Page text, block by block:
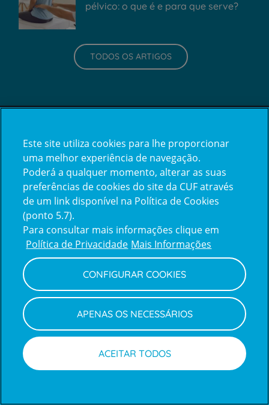
pélvico: o que é e para que serve?
TODOS OS ARTIGOS
Newsletter + Saúde
Quinzenalmente selecionamos para si
informações de saúde com a garantia dos
SUBSCREVER
Sobre nós
Eventos
Clientes e Acompanhantes
Este site utiliza cookies para lhe proporcionar
uma melhor experiência de navegação.
Poderá a qualquer momento, alterar as suas
preferências de cookies do site da CUF através
de um link disponível na Política de Cookies
(ponto 5.7).
Para consultar mais informações clique em
Política de Privacidade Mais Informações
CONFIGURAR COOKIES
APENAS OS NECESSÁRIOS
ACEITAR TODOS